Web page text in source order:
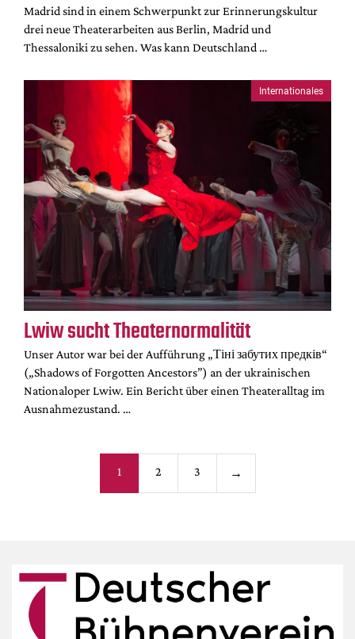
Madrid sind in einem Schwerpunkt zur Erinnerungskultur
drei neue Theaterarbeiten aus Berlin, Madrid und
Thessaloniki zu sehen. Was kann Deutschland …
Internationales
Lwiw sucht Theaternormalität
Unser Autor war bei der Aufführung „Тіні забутих предків“
(„Shadows of Forgotten Ancestors”) an der ukrainischen
Nationaloper Lwiw. Ein Bericht über einen Theateralltag im
Ausnahmezustand. …
der
1 2 3 →